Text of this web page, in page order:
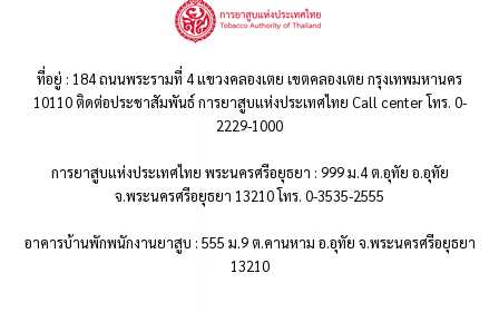
ที่อยู่ : 184 ถนนพระรามที่ 4 แขวงคลองเตย เขตคลองเตย กรุงเทพมหานคร
10110 ติดต่อประชาสัมพันธ์ การยาสูบแห่งประเทศไทย Call center โทร. 0-
2229-1000
การยาสูบแห่งประเทศไทย พระนครศรีอยุธยา : 999 ม.4 ต.อุทัย อ.อุทัย
จ.พระนครศรีอยุธยา 13210 โทร. 0-3535-2555
อาคารบ้านพักพนักงานยาสูบ : 555 ม.9 ต.คานหาม อ.อุทัย จ.พระนครศรีอยุธยา
13210